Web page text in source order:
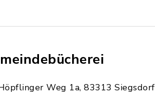
Weg 1a, 83313 Siegsdorf